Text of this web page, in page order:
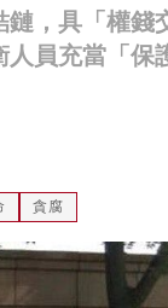
鏈，具「權錢
人員充當「保
貪腐